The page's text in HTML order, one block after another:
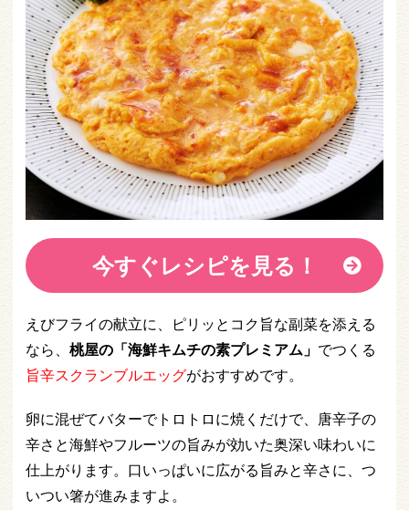
今すぐレシピを見る！
えびフライの献立に、ピリッとコク旨な副菜を添える
なら、 桃屋の「海鮮キムチの素プレミアム」 でつくる
旨辛スクランブルエッグがおすすめです。
卵に混ぜてバターでトロトロに焼くだけで、唐辛子の
辛さと海鮮やフルーツの旨みが効いた奥深い味わいに
仕上がります。口いっぱいに広がる旨みと辛さに、つ
いつい箸が進みますよ。